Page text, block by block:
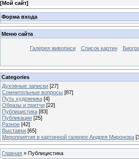
[Мой сайт]
Форма входа
Меню сайта
Галерея живописи Список картин
Categories
Духовные записки [27]
Сомнительные вопросы [87]
Путь художника [4]
Образы и притчи [22]
Публицистика [83]
Публикации [25]
Разное [42]
Выставки [65]
Мероприятия в картинной галерее Андрея Миронова
Главная » Публицистика